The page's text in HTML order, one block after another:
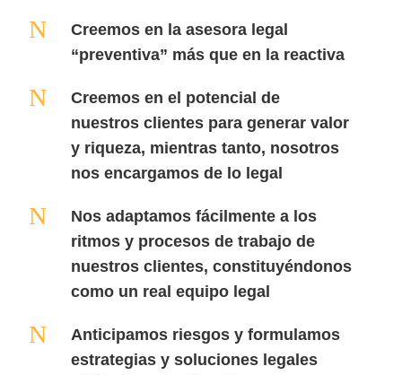
N
Creemos en la asesora legal
“preventiva” más que en la reactiva
N
Creemos en el potencial de
nuestros clientes para generar valor
y riqueza, mientras tanto, nosotros
nos encargamos de lo legal
N
Nos adaptamos fácilmente a los
ritmos y procesos de trabajo de
nuestros clientes, constituyéndonos
como un real equipo legal
N
Anticipamos riesgos y formulamos
estrategias y soluciones legales